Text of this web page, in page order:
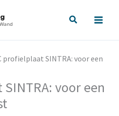
profielplaat SINTRA: voor een
voor een